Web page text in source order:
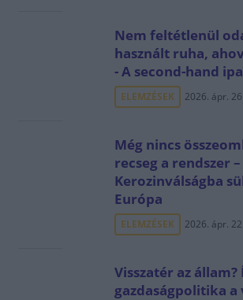
Nem feltétlenül
használt ruha,
- A second-hand
ELEMZÉSEK 2026. ápr. 26.
Még nincs
recseg a rendszer –
Kerozinválságba
Európa
ELEMZÉSEK 2026. ápr. 22.
Visszatér az
gazdaságpolitika a